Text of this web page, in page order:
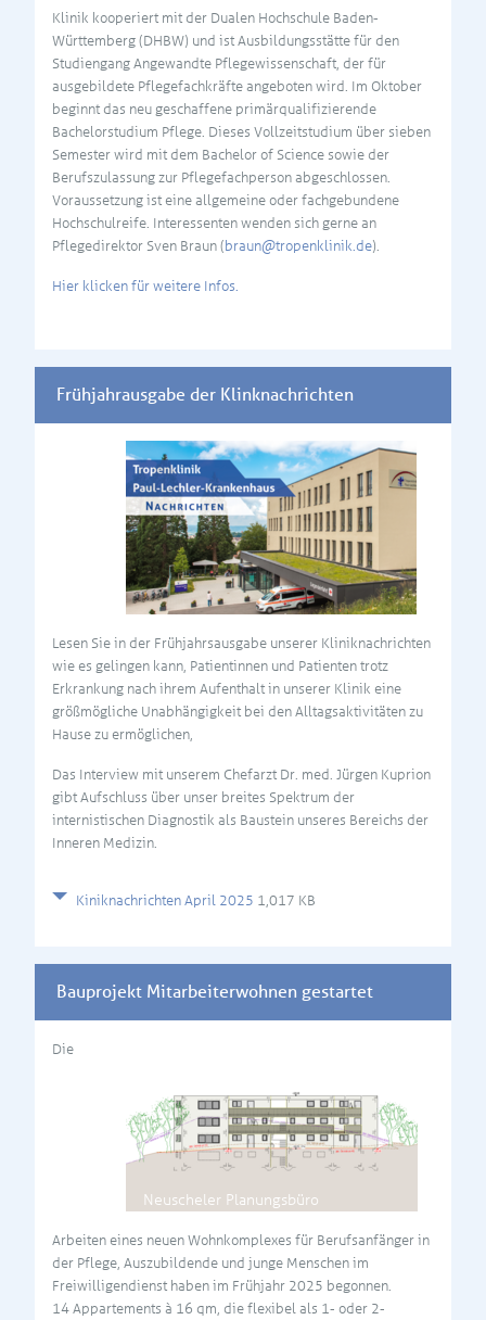
Klinik kooperiert mit der Dualen Hochschule Baden-
Württemberg (DHBW) und ist Ausbildungsstätte für den
Studiengang Angewandte Pflegewissenschaft, der für
ausgebildete Pflegefachkräfte angeboten wird. Im Oktober
beginnt das neu geschaffene primärqualifizierende
Bachelorstudium Pflege. Dieses Vollzeitstudium über sieben
Semester wird mit dem Bachelor of Science sowie der
Berufszulassung zur Pflegefachperson abgeschlossen.
Voraussetzung ist eine allgemeine oder fachgebundene
Hochschulreife. Interessenten wenden sich gerne an
Pflegedirektor Sven Braun ( braun@tropenklinik.de).
Hier klicken für weitere Infos.
Frühjahrausgabe der Klinknachrichten
Lesen Sie in der Frühjahrsausgabe unserer Kliniknachrichten
wie es gelingen kann, Patientinnen und Patienten trotz
Erkrankung nach ihrem Aufenthalt in unserer Klinik eine
größmögliche Unabhängigkeit bei den Alltagsaktivitäten zu
Hause zu ermöglichen,
Das Interview mit unserem Chefarzt Dr. med. Jürgen Kuprion
gibt Aufschluss über unser breites Spektrum der
internistischen Diagnostik als Baustein unseres Bereichs der
Inneren Medizin.
Kiniknachrichten April 2025 1,017 KB
Bauprojekt Mitarbeiterwohnen gestartet
Neuscheler Planungsbüro
Die
Arbeiten eines neuen Wohnkomplexes für Berufsanfänger in
der Pflege, Auszubildende und junge Menschen im
Freiwilligendienst haben im Frühjahr 2025 begonnen.
14 Appartements à 16 qm, die flexibel als 1- oder 2-